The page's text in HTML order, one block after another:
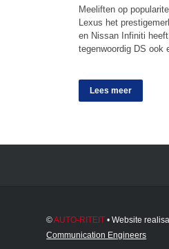
Meeliften op
Lexus het
en Nissan Infiniti
tegenwoordig DS ook
Lees meer
©AUTO-RITEIT • Website
Communication Engineers